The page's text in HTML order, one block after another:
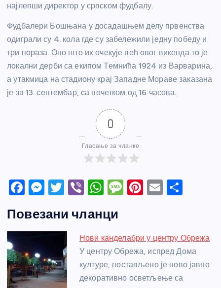
најлепши директор у српском фудбалу.
Фудбалери Бошњана у досадашњем делу првенства
одиграли су 4. кола где су забележили једну победу и
три пораза. Оно што их очекује већ овог викенда то је
локални дерби са екипом Темнића 1924 из Варварина,
а утакмица на стадиону крај Западне Мораве заказана
је за 13. септембар, са почетком од 16 часова.
0
Гласање за чланке
F
c
e
b
o
o
M
ss
e
n
g
er
T
itt
er
Vi
er
W
at
s
A
p
p
M
a
g
e
Pi
e
st
E
e
Повезани чланци
Нови канделабри у центру Обрежа
У центру Обрежа, испред Дома
културе, постављено је ново јавно
декоративно осветљење са